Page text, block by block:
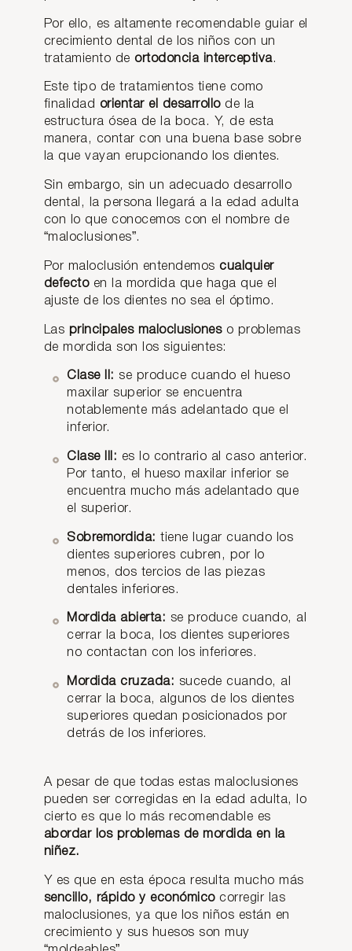
mordi
da
ecta
implic
a que
los
diente
están
alinea
nivela
dos y,
LEER
ARTÍCULO
para
los
s
salido
s
protru
sión
dental
es un
tipo
de
usión
caract
a por
un…
LEER
ARTÍCULO
e?
do
habla
mos
proble
mas
oclusi
ón es
import
que
existe
n…
ARTÍCULO
mordi
da en
de las
malocl
usione
puede
n
darse
si el
LEER
ARTÍCULO
MORDIDA
clase
oncia
, ¿es
posib
La
clase
un
malocl
que
provo
Por ello, es altamente recomendable guiar el
crecimiento dental de los niños con un
tratamiento de ortodoncia interceptiva.
Este tipo de tratamientos tiene como
finalidad orientar el desarrollode la
estructura ósea de la boca. Y, de esta
manera, contar con una buena base sobre
la que vayan erupcionando los dientes.
Sin embargo, sin un adecuado desarrollo
dental, la persona llegará a la edad adulta
con lo que conocemos con el nombre de
“maloclusiones”.
Por maloclusión entendemos cualquier
defectoen la mordida que haga que el
ajuste de los dientes no sea el óptimo.
Las principales maloclusioneso problemas
de mordida son los siguientes:
Clase II: se produce cuando el hueso
maxilar superior se encuentra
notablemente más adelantado que el
inferior.
Clase III: es lo contrario al caso anterior.
Por tanto, el hueso maxilar inferior se
encuentra mucho más adelantado que
el superior.
Sobremordida: tiene lugar cuando los
dientes superiores cubren, por lo
menos, dos tercios de las piezas
dentales inferiores.
Mordida abierta: se produce cuando, al
cerrar la boca, los dientes superiores
no contactan con los inferiores.
Mordida cruzada: sucede cuando, al
cerrar la boca, algunos de los dientes
superiores quedan posicionados por
detrás de los inferiores.
A pesar de que todas estas maloclusiones
pueden ser corregidas en la edad adulta, lo
cierto es que lo más recomendable es
abordar los problemas de mordida en la
niñez.
Y es que en esta época resulta mucho más
sencillo, rápido y económicocorregir las
maloclusiones, ya que los niños están en
crecimiento y sus huesos son muy